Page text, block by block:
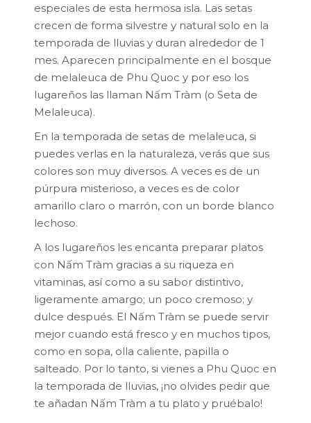
especiales de esta hermosa isla. Las setas
crecen de forma silvestre y natural solo en la
temporada de lluvias y duran alrededor de 1
mes. Aparecen principalmente en el bosque
de melaleuca de Phu Quoc y por eso los
lugareños las llaman Nấm Tràm (o Seta de
Melaleuca).
En la temporada de setas de melaleuca, si
puedes verlas en la naturaleza, verás que sus
colores son muy diversos. A veces es de un
púrpura misterioso, a veces es de color
amarillo claro o marrón, con un borde blanco
lechoso.
A los lugareños les encanta preparar platos
con Nấm Tràm gracias a su riqueza en
vitaminas, así como a su sabor distintivo,
ligeramente amargo; un poco cremoso; y
dulce después. El Nấm Tràm se puede servir
mejor cuando está fresco y en muchos tipos,
como en sopa, olla caliente, papilla o
salteado. Por lo tanto, si vienes a Phu Quoc en
la temporada de lluvias, ¡no olvides pedir que
te añadan Nấm Tràm a tu plato y pruébalo!